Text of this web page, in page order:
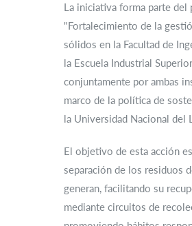
La iniciativa forma parte del
"Fortalecimiento de la
sólidos en la Facultad de
la Escuela Industrial
conjuntamente por ambas
marco de la política de
la Universidad Nacional del
El objetivo de esta acción
separación de los residuos
generan, facilitando su
mediante circuitos de